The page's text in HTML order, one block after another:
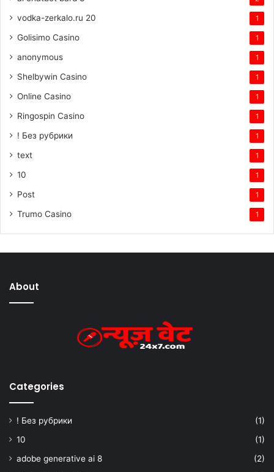
vodka-zerkalo.ru 20 1
Golisimo Casino 1
anonymous 1
Shelbywin Casino 1
Online Casino 1
Ringospin Casino 1
! Без рубрики 1
text 1
10 1
Post 1
Trumo Casino 1
About
Categories
! Без рубрики
(1)
10
(1)
adobe generative ai 8
(2)